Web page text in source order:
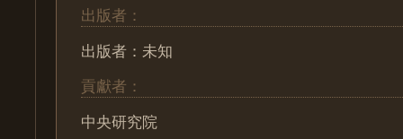
出版者：
出版者：未知
貢獻者：
中央研究院